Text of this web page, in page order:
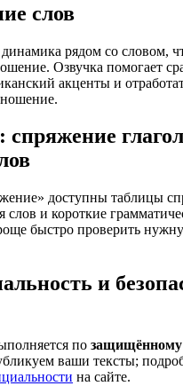
слов
рядом со словом,
Озвучка помогает
акценты и
доступны таблицы
слов и короткие
быстро проверить
и
по защищённому
ваши тексты;
на сайте.